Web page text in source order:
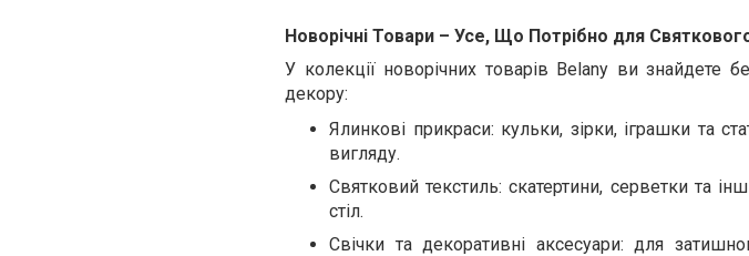
Новорічні Товари – Усе, Що Потрібно для
У колекції новорічних товарів Belany ви знайдете
декору:
Ялинкові прикраси: кульки, зірки, іграшки та
вигляду.
Святковий текстиль: скатертини, серветки та
стіл.
Свічки та декоративні аксесуари: для